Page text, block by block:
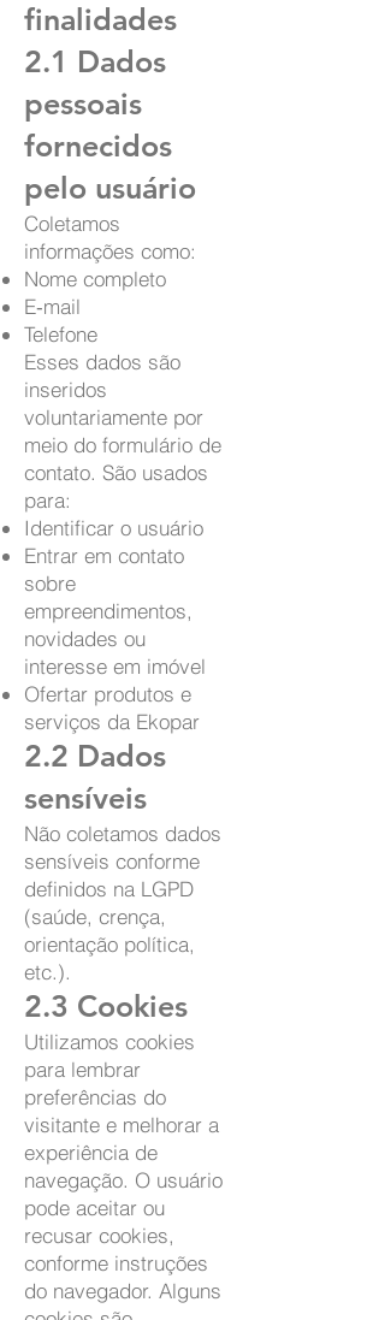
finalidades
2.1 Dados
pessoais
fornecidos
pelo usuário
Coletamos
informações como:
Nome completo
E‑mail
Telefone
Esses dados são
inseridos
voluntariamente por
meio do formulário de
contato. São usados
para:
Identificar o usuário
Entrar em contato
sobre
empreendimentos,
novidades ou
interesse em imóvel
Ofertar produtos e
serviços da Ekopar
2.2 Dados
sensíveis
Não coletamos dados
sensíveis conforme
definidos na LGPD
(saúde, crença,
orientação política,
etc.).
2.3 Cookies
Utilizamos cookies
para lembrar
preferências do
visitante e melhorar a
experiência de
navegação. O usuário
pode aceitar ou
recusar cookies,
conforme instruções
do navegador. Alguns